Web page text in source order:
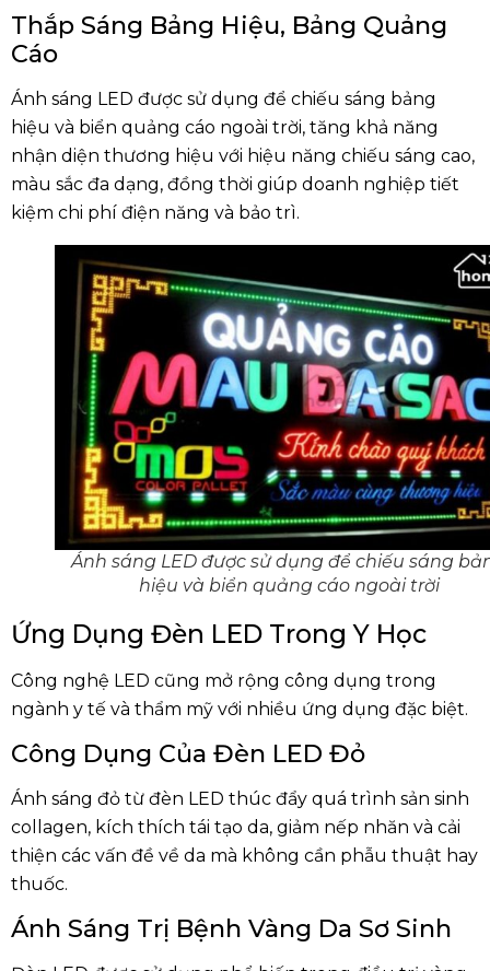
Thắp Sáng Bảng Hiệu, Bảng Quảng
Cáo
Ánh sáng LED được sử dụng để chiếu sáng bảng
hiệu và biển quảng cáo ngoài trời, tăng khả năng
nhận diện thương hiệu với hiệu năng chiếu sáng cao,
màu sắc đa dạng, đồng thời giúp doanh nghiệp tiết
kiệm chi phí điện năng và bảo trì.
Ánh sáng LED được sử dụng để chiếu sáng
hiệu và biển quảng cáo ngoài trời
Ứng Dụng Đèn LED Trong Y Học
Công nghệ LED cũng mở rộng công dụng trong
ngành y tế và thẩm mỹ với nhiều ứng dụng đặc biệt.
Công Dụng Của Đèn LED Đỏ
Ánh sáng đỏ từ đèn LED thúc đẩy quá trình sản sinh
collagen, kích thích tái tạo da, giảm nếp nhăn và cải
thiện các vấn đề về da mà không cần phẫu thuật hay
thuốc.
Ánh Sáng Trị Bệnh Vàng Da Sơ Sinh